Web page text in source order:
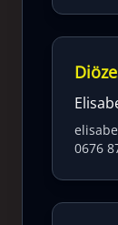
0676